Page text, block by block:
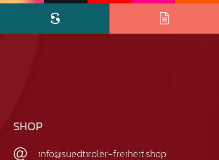
SHOP
info@suedtiroler-freiheit.shop